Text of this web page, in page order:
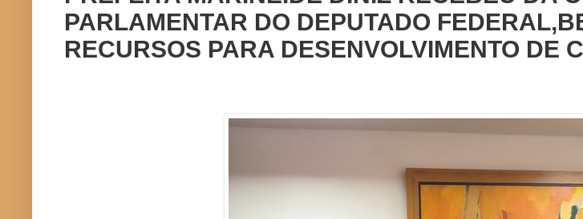
PARLAMENTAR DO DEPUTADO
RECURSOS PARA DESENVOLVIMENTO DE